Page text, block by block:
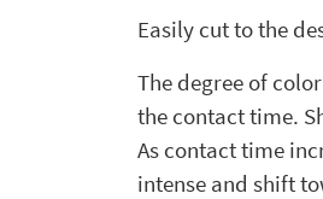
Easily cut to the
The degree of
the contact time.
As contact time
intense and shift